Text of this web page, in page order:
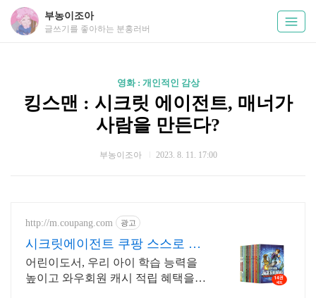
부농이조아
글쓰기를 좋아하는 분홍러버
영화 : 개인적인 감상
킹스맨 : 시크릿 에이전트, 매너가
사람을 만든다?
부농이조아 2023. 8. 11. 17:00
http://m.coupang.com 광고
시크릿에이전트 쿠팡 스스로 찾
는 즐거운 책
어린이도서, 우리 아이 학습 능력을
높이고 와우회원 캐시 적립 혜택을